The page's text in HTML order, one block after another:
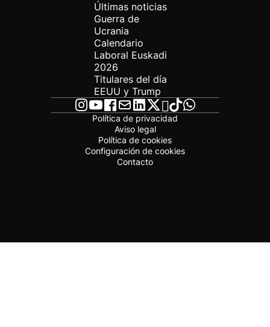
Últimas noticias
Guerra de
Ucrania
Calendario
Laboral Euskadi
2026
Titulares del día
EEUU y Trump
Política de privacidad
Aviso legal
Política de cookies
Configuración de cookies
Contacto